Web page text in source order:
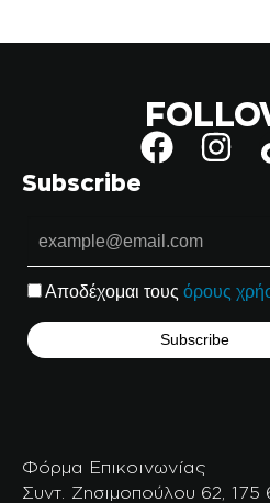
Subscribe
Αποδέχομαι τους όρους
Φόρμα Επικοινωνίας
Συντ. Ζησιμοπούλου 62, 175